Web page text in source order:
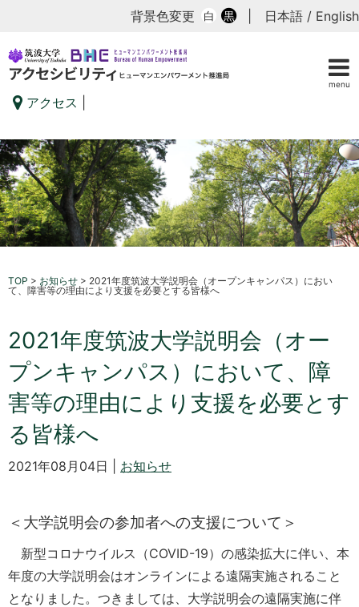
menu
背景色変更 白 黒 日本語 / English
アクセス
TOP > お知らせ > 2021年度筑波大学説明会（オープンキャンパス）におい
て、障害等の理由により支援を必要とする皆様へ
2021年度筑波大学説明会（オー
プンキャンパス）において、障
害等の理由により支援を必要とす
る皆様へ
2021年08月04日 | お知らせ
＜大学説明会の参加者への支援について＞
新型コロナウイルス（COVID-19）の感染拡大に伴い、本
年度の大学説明会はオンラインによる遠隔実施されること
となりました。つきましては、大学説明会の遠隔実施に伴